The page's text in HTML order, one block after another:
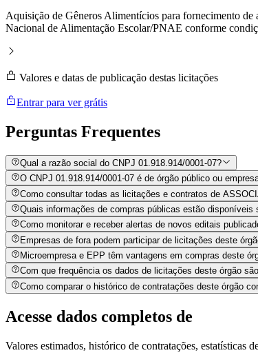
Aquisição de Gêneros Alimentícios para fornecimento
Nacional de Alimentação Escolar/PNAE conforme
Valores e datas de publicação destas licitações
Entrar para ver grátis
Perguntas Frequentes
Qual a razão social do CNPJ 01.918.914/0001-07?
O CNPJ 01.918.914/0001-07 é de órgão público ou
Como consultar todas as licitações e contratos de
Quais informações de compras públicas estão disponíveis
Como monitorar e receber alertas de novos editais
Empresas de fora podem participar de licitações deste
Microempresa e EPP têm vantagens em compras deste
Com que frequência os dados de licitações deste órgão
Como comparar o histórico de contratações deste órgão
Acesse dados completos de
Valores estimados, histórico de contratações, estatísticas